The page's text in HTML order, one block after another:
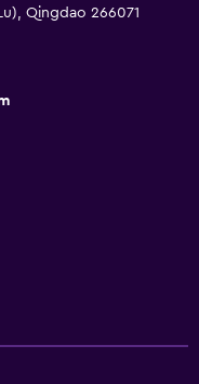
Qingdao 266071